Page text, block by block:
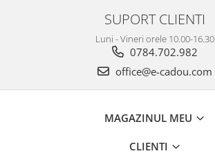
SUPORT CLIENTI
Luni - Vineri orele 10.00-16.30
0784.702.982
office@e-cadou.com
MAGAZINUL MEU
CLIENTI